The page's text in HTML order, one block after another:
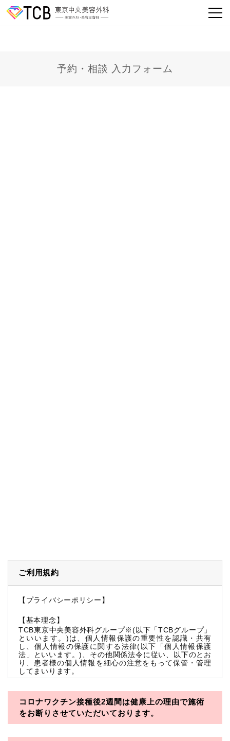
予約・相談 入力フォーム
ご利用規約
【プライバシーポリシー】
【基本理念】
TCB東京中央美容外科グループ※(以下「TCBグループ」
といいます。)は、個人情報保護の重要性を認識・共有
し、個人情報の保護に関する法律(以下「個人情報保護
法」といいます。)、その他関係法令に従い、以下のとお
り、患者様の個人情報を細心の注意をもって保管・管理
してまいります。
※TCBグループとは以下を総称していいます。
・一般社団法人メディカルアライアンス
コロナワクチン接種後2週間は健康上の理由で施術
をお断りさせていただいております。